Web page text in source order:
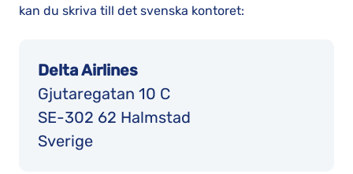
kan du skriva till det svenska kontoret:
Delta Airlines
Gjutaregatan 10 C
SE-302 62 Halmstad
Sverige